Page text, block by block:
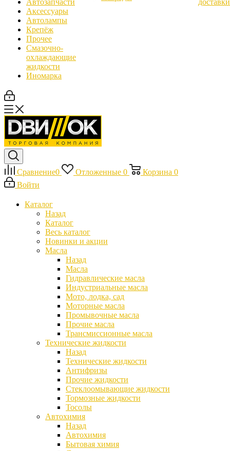
Автозапчасти
Аксессуары
Автолампы
Крепёж
Прочее
Смазочно-
охлаждающие
жидкости
Иномарка
доставки
Сравнение0 Отложенные 0 Корзина 0
Войти
Каталог
Назад
Каталог
Весь каталог
Новинки и акции
Масла
Назад
Масла
Гидравлические масла
Индустриальные масла
Мото, лодка, сад
Моторные масла
Промывочные масла
Прочие масла
Трансмиссионные масла
Технические жидкости
Назад
Технические жидкости
Антифризы
Прочие жидкости
Стеклоомывающие жидкости
Тормозные жидкости
Тосолы
Автохимия
Назад
Автохимия
Бытовая химия